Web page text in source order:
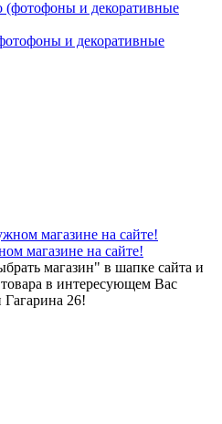
и декоративные
магазине на сайте!
магазин" в шапке сайта и
в интересующем Вас
26!